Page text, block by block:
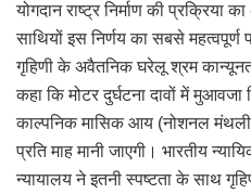
योगदान राष्ट्र निर्माण की प्रक्रिया
साथियों इस निर्णय का सबसे महत्वपूर्ण
गृहिणी के अवैतनिक घरेलू श्रम
कहा कि मोटर दुर्घटना दावों में मुआवजा
काल्पनिक मासिक आय (नोशनल
प्रति माह मानी जाएगी। भारतीय
न्यायालय ने इतनी स्पष्टता के साथ